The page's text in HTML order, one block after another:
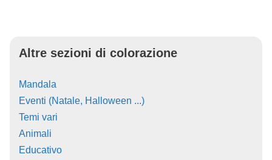
Altre sezioni di colorazione
Mandala
Eventi (Natale, Halloween ...)
Temi vari
Animali
Educativo